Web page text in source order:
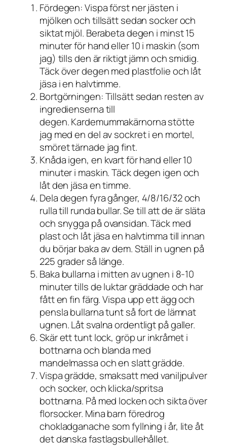
Fördegen: Vispa först ner jästen i
mjölken och tillsätt sedan socker och
siktat mjöl. Berabeta degen i minst 15
minuter för hand eller 10 i maskin (som
jag) tills den är riktigt jämn och smidig.
Täck över degen med plastfolie och låt
jäsa i en halvtimme.
Bortgörningen: Tillsätt sedan resten av
ingredienserna till
degen. Kardemummakärnorna stötte
jag med en del av sockret i en mortel,
smöret tärnade jag fint.
Knåda igen, en kvart för hand eller 10
minuter i maskin. Täck degen igen och
låt den jäsa en timme.
Dela degen fyra gånger, 4/8/16/32 och
rulla till runda bullar. Se till att de är släta
och snygga på ovansidan. Täck med
plast och låt jäsa en halvtimma till innan
du börjar baka av dem. Ställ in ugnen på
225 grader så länge.
Baka bullarna i mitten av ugnen i 8-10
minuter tills de luktar gräddade och har
fått en fin färg. Vispa upp ett ägg och
pensla bullarna tunt så fort de lämnat
ugnen. Låt svalna ordentligt på galler.
Skär ett tunt lock, gröp ur inkråmet i
bottnarna och blanda med
mandelmassa och en slatt grädde.
Vispa grädde, smaksatt med vaniljpulver
och socker, och klicka/spritsa
bottnarna. På med locken och sikta över
florsocker. Mina barn föredrog
chokladganache som fyllning i år, lite åt
det danska fastlagsbullehållet.